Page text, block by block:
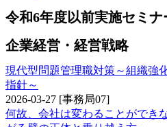
令和6年度以前実施セミナ
企業経営・経営戦略
現代型問題管理職対策～組織強
指針～
2026-03-27 [事務局07]
何故、会社は変わることができ